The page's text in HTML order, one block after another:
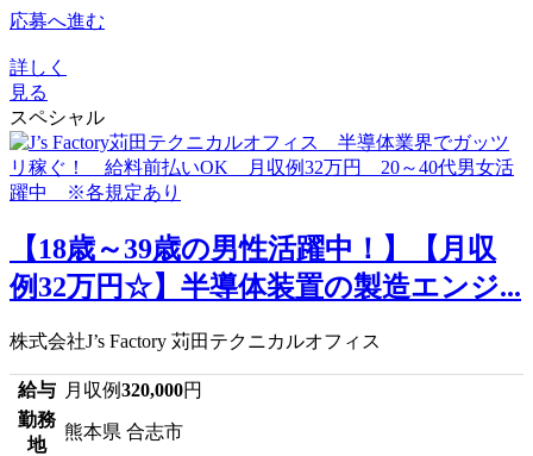
応募へ進む
詳しく
見る
スペシャル
【18歳～39歳の男性活躍中！】【月収
例32万円☆】半導体装置の製造エンジ...
株式会社J’s Factory 苅田テクニカルオフィス
給与 月収例320,000円
勤務
地
熊本県 合志市